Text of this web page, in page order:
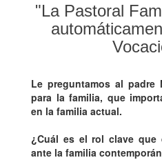
"La Pastoral
Le preguntamos al padre
para la familia, que
en la familia actual.
¿Cuál es el rol clave que
ante la familia